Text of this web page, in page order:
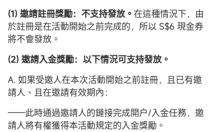
(1) 邀請註冊獎勵：不支持發放。 在這種情況下，由
於註冊是在活動開始之前完成的，所以 S$6 現金券
將不會發放。
(2) 邀請入金獎勵：以下情況可支持發放。
A. 如果受邀人在本次活動開始之前註冊，且已有邀
請人、且在邀請有效期內：
——此時通過邀請人的鏈接完成開户/入金任務，邀
請人將有權獲得本活動規定的入金獎勵。